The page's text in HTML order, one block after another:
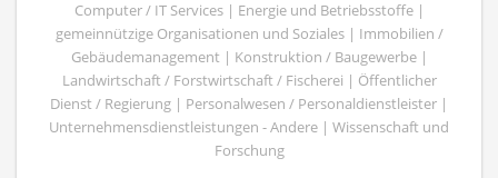
Computer / IT Services | Energie und Betriebsstoffe |
gemeinnützige Organisationen und Soziales | Immobilien /
Gebäudemanagement | Konstruktion / Baugewerbe |
Landwirtschaft / Forstwirtschaft / Fischerei | Öffentlicher
Dienst / Regierung | Personalwesen / Personaldienstleister |
Unternehmensdienstleistungen - Andere | Wissenschaft und
Forschung